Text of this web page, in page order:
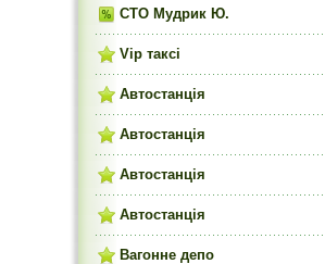
СТО Мудрик Ю.
Vip таксі
Автостанція
Автостанція
Автостанція
Автостанція
Вагонне депо